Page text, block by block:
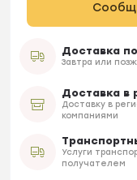
Доставка
Завтра или
Доставка в
Доставку в
компаниями
Услуги
получателем